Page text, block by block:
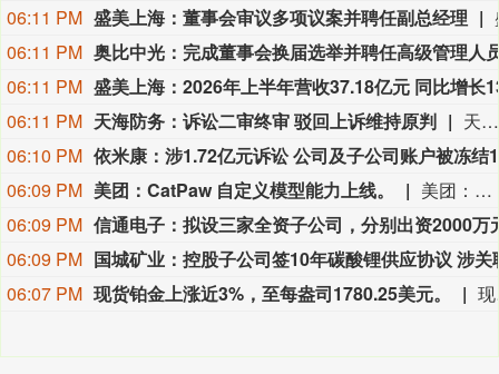
06:11 PM 盛美上海：董事会审议多项议案并聘任副总经理
06:11 PM
06:11 PM
06:11 PM 天海防务：诉讼二审终审 驳回上诉维持原判
天海防务公告称，公司就江苏金海运科技有限公司原股东李露未完成业绩承诺致商誉损失事项提起诉讼。近日，江苏高院二审判决驳回上诉，维持原判，即驳回原告的诉讼请求。涉案金额包括可得利益损失1.48亿元及利息、全部诉讼费用。二审案件受理费78.29万元由公司负担，剩余36元将退还。本次判决为终审判决，不会对公司本期或期后利润产生重大不利影响，最终影响以执行及审计结果为准。
06:10 PM
06:09 PM 美团：CatPaw 自定义模型能力上线。
美团：CatPaw 自定义模型能力上线。
06:09 PM
06:09 PM
06:07 PM 现货铂金上涨近3%，至每盎司1780.25美元。 现